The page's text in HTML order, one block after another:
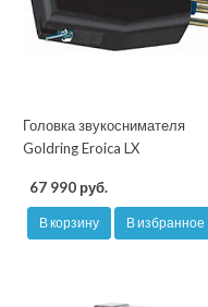
Головка звукоснимателя
Goldring Eroica LX
67 990 руб.
В корзину В избранное